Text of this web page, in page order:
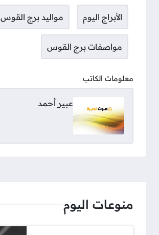
الأبراج اليوم مواليد برج القوس
مواصفات برج القوس
معلومات الكاتب
عبير أحمد
منوعات اليوم